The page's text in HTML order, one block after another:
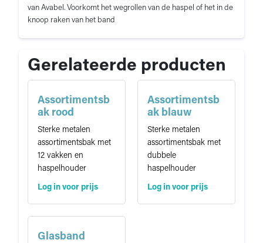
van Avabel. Voorkomt het wegrollen van de haspel of het in de
knoop raken van het band
Gerelateerde producten
Assortimentsb
ak rood
Sterke metalen
assortimentsbak met
12 vakken en
haspelhouder
Log in voor prijs
Assortimentsb
ak blauw
Sterke metalen
assortimentsbak met
dubbele
haspelhouder
Log in voor prijs
Glasband